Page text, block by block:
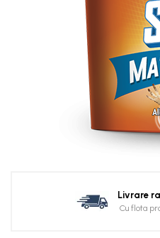
Tencuiala decorativa
Accesorii pentru termosistem
Accesorii pentru vata
Livrare
Cu flota